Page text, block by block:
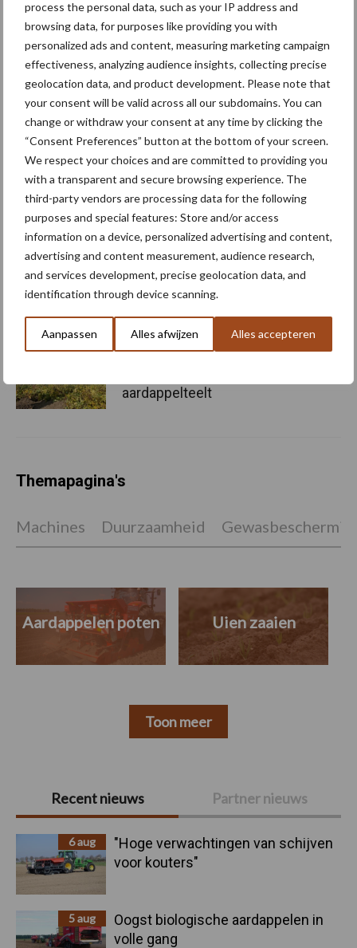
process the personal data, such as your IP address and
browsing data, for purposes like providing you with
personalized ads and content, measuring marketing campaign
effectiveness, analyzing audience insights, collecting precise
geolocation data, and product development. Please note that
your consent will be valid across all our subdomains. You can
change or withdraw your consent at any time by clicking the
“Consent Preferences” button at the bottom of your screen.
We respect your choices and are committed to providing you
with a transparent and secure browsing experience. The
third-party vendors are processing data for the following
purposes and special features: Store and/or access
information on a device, personalized advertising and content,
advertising and content measurement, audience research,
and services development, precise geolocation data, and
identification through device scanning.
Aanpassen Alles afwijzen Alles accepteren
Resultaat is een rug die perfect in vorm is.
Tekst en beeld: Martin de Vries
Primaire
Sidebar
Recent nieuws Partner nieuws
6 aug
"Hoge verwachtingen van schijven
voor kouters"
5 aug
Oogst biologische aardappelen in
volle gang
Aanbevolen voor jou! aardappelen
poten
Nieuwe compacte
gedragen pootcombinatie
van AVR
Voortgang veldkeuring: de
pootgoedpercelen rijpen
snel af
aardappelteelt
Themapagina's
Machines Duurzaamheid
Aardappelen poten Uien zaaien
Toon meer